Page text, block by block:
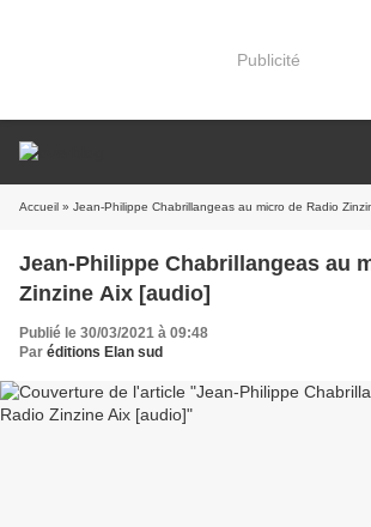
Publicité
Accueil » Jean-Philippe Chabrillangeas au micro de Radio
Jean-Philippe Chabrillangeas au
Zinzine Aix [audio]
Publié le 30/03/2021 à 09:48
Par éditions Elan sud